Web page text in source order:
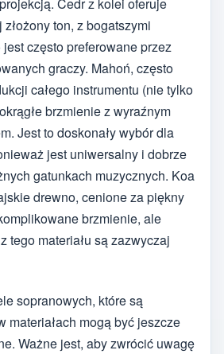
Cedr z kolei oferuje
ton, z bogatszymi
często preferowane przez
graczy. Mahoń, często
całego instrumentu (nie tylko
brzmienie z wyraźnym
Jest to doskonały wybór dla
jest uniwersalny i dobrze
gatunkach muzycznych. Koa
drewno, cenione za piękny
brzmienie, ale
tego materiału są zazwyczaj
sopranowych, które są
materiałach mogą być jeszcze
Ważne jest, aby zwrócić uwagę